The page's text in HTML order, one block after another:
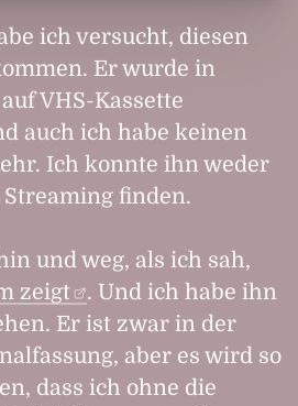
ich versucht, diesen
Er wurde in
VHS-Kassette
auch ich habe keinen
Ich konnte ihn weder
finden.
und weg, als ich sah,
zeigt
. Und ich habe ihn
Er ist zwar in der
aber es wird so
dass ich ohne die